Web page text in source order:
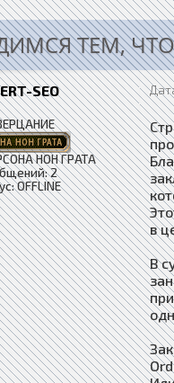
ТЕМ,
SEO
НОН ГРАТА
2
OFFLINE
в
В